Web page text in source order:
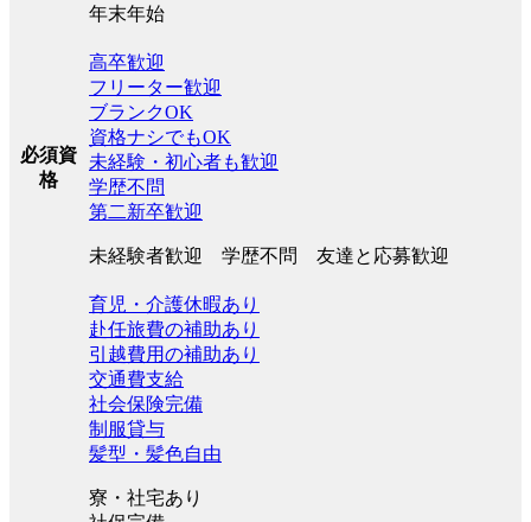
年末年始
必須資
格
高卒歓迎
フリーター歓迎
ブランクOK
資格ナシでもOK
未経験・初心者も歓迎
学歴不問
第二新卒歓迎
未経験者歓迎 学歴不問 友達と応募歓迎
育児・介護休暇あり
赴任旅費の補助あり
引越費用の補助あり
交通費支給
社会保険完備
制服貸与
髪型・髪色自由
寮・社宅あり